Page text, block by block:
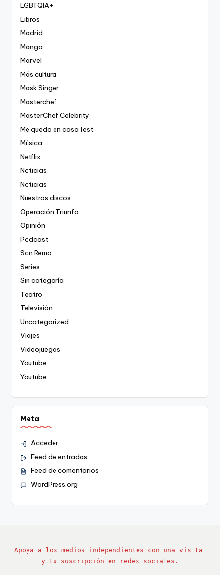
LGBTQIA+
Libros
Madrid
Manga
Marvel
Más cultura
Mask Singer
Masterchef
MasterChef Celebrity
Me quedo en casa fest
Música
Netflix
Noticias
Noticias
Nuestros discos
Operación Triunfo
Opinión
Podcast
San Remo
Series
Sin categoría
Teatro
Televisión
Uncategorized
Viajes
Videojuegos
Youtube
Youtube
Meta
Acceder
Feed de entradas
Feed de comentarios
WordPress.org
Apoya a los medios independientes con una visita
y tu suscripción en redes sociales.